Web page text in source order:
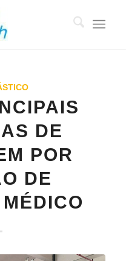
DE
POR
DE